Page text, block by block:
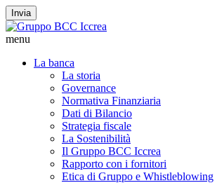
Invia
menu
La banca
La storia
Governance
Normativa Finanziaria
Dati di Bilancio
Strategia fiscale
La Sostenibilità
Il Gruppo BCC Iccrea
Rapporto con i fornitori
Etica di Gruppo e Whistleblowing